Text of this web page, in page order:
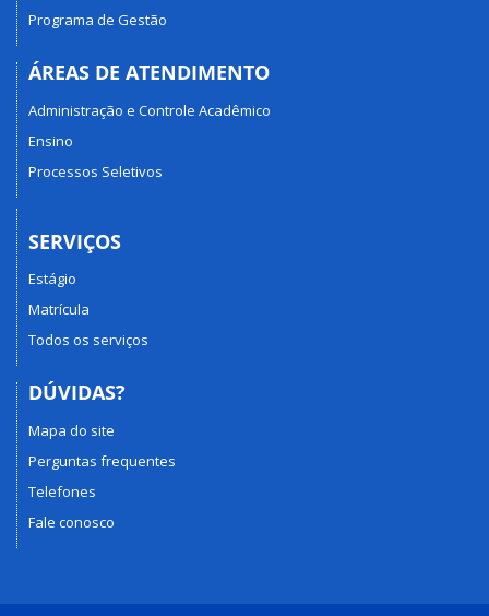
Programa de Gestão
ÁREAS DE ATENDIMENTO
Administração e Controle Acadêmico
Ensino
Processos Seletivos
SERVIÇOS
Estágio
Matrícula
Todos os serviços
DÚVIDAS?
Mapa do site
Perguntas frequentes
Telefones
Fale conosco